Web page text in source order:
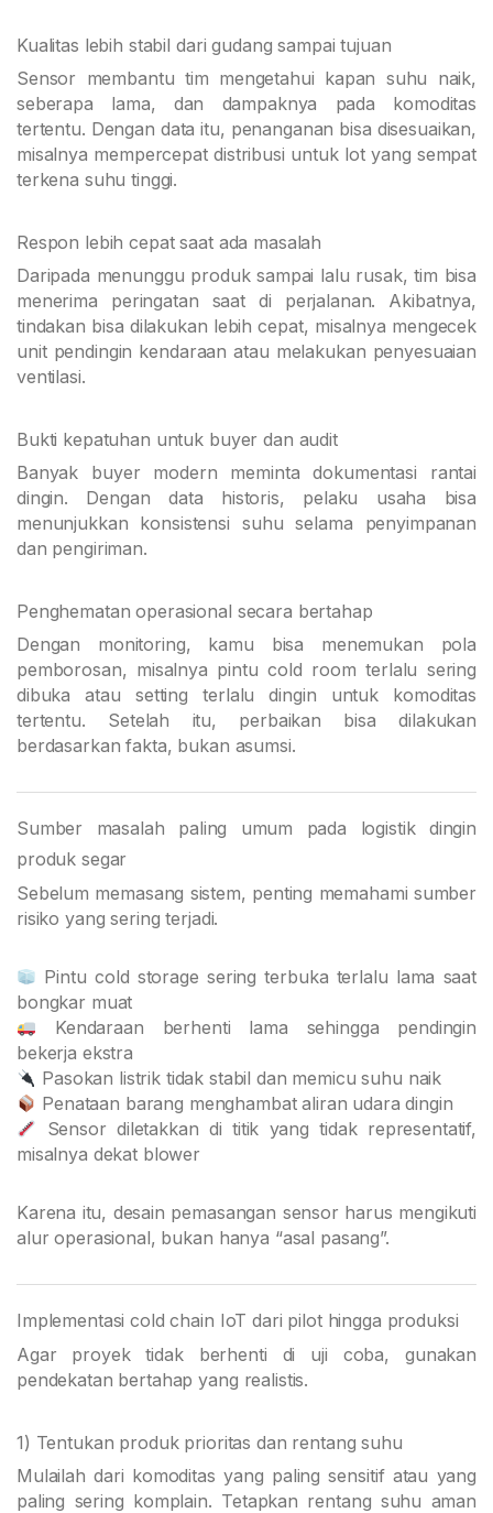
Kualitas lebih stabil dari gudang sampai tujuan
Sensor membantu tim mengetahui kapan suhu naik,
seberapa lama, dan dampaknya pada komoditas
tertentu. Dengan data itu, penanganan bisa disesuaikan,
misalnya mempercepat distribusi untuk lot yang sempat
terkena suhu tinggi.
Respon lebih cepat saat ada masalah
Daripada menunggu produk sampai lalu rusak, tim bisa
menerima peringatan saat di perjalanan. Akibatnya,
tindakan bisa dilakukan lebih cepat, misalnya mengecek
unit pendingin kendaraan atau melakukan penyesuaian
ventilasi.
Bukti kepatuhan untuk buyer dan audit
Banyak buyer modern meminta dokumentasi rantai
dingin. Dengan data historis, pelaku usaha bisa
menunjukkan konsistensi suhu selama penyimpanan
dan pengiriman.
Penghematan operasional secara bertahap
Dengan monitoring, kamu bisa menemukan pola
pemborosan, misalnya pintu cold room terlalu sering
dibuka atau setting terlalu dingin untuk komoditas
tertentu. Setelah itu, perbaikan bisa dilakukan
berdasarkan fakta, bukan asumsi.
Sumber masalah paling umum pada logistik dingin
produk segar
Sebelum memasang sistem, penting memahami sumber
risiko yang sering terjadi.
Pintu cold storage sering terbuka terlalu lama saat
bongkar muat
Kendaraan berhenti lama sehingga pendingin
bekerja ekstra
Pasokan listrik tidak stabil dan memicu suhu naik
Penataan barang menghambat aliran udara dingin
Sensor diletakkan di titik yang tidak representatif,
misalnya dekat blower
Karena itu, desain pemasangan sensor harus mengikuti
alur operasional, bukan hanya “asal pasang”.
Implementasi cold chain IoT dari pilot hingga produksi
Agar proyek tidak berhenti di uji coba, gunakan
pendekatan bertahap yang realistis.
1) Tentukan produk prioritas dan rentang suhu
Mulailah dari komoditas yang paling sensitif atau yang
paling sering komplain. Tetapkan rentang suhu aman